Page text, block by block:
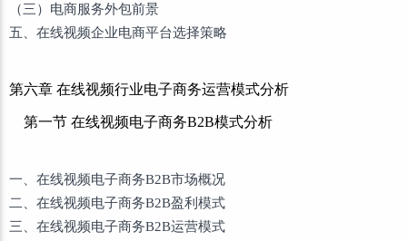
（三）电商服务外包前景
五、在线视频企业电商平台选择策略
第六章 在线视频行业电子商务运营模式分析
第一节 在线视频电子商务B2B模式分析
一、在线视频电子商务B2B市场概况
二、在线视频电子商务B2B盈利模式
三、在线视频电子商务B2B运营模式